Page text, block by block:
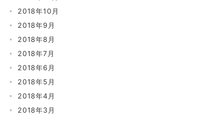
2018年10月
2018年9月
2018年8月
2018年7月
2018年6月
2018年5月
2018年4月
2018年3月